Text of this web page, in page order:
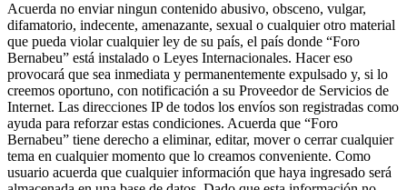
Acuerda no enviar ningun contenido abusivo, obsceno, vulgar,
difamatorio, indecente, amenazante, sexual o cualquier otro material
que pueda violar cualquier ley de su país, el país donde “Foro
Bernabeu” está instalado o Leyes Internacionales. Hacer eso
provocará que sea inmediata y permanentemente expulsado y, si lo
creemos oportuno, con notificación a su Proveedor de Servicios de
Internet. Las direcciones IP de todos los envíos son registradas como
ayuda para reforzar estas condiciones. Acuerda que “Foro
Bernabeu” tiene derecho a eliminar, editar, mover o cerrar cualquier
tema en cualquier momento que lo creamos conveniente. Como
usuario acuerda que cualquier información que haya ingresado será